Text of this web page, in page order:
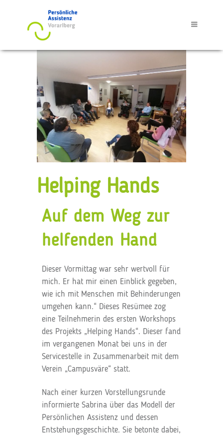
Helping Hands
Auf dem Weg zur
helfenden Hand
Dieser Vormittag war sehr wertvoll für
mich. Er hat mir einen Einblick gegeben,
wie ich mit Menschen mit Behinderungen
umgehen kann.“ Dieses Resümee zog
eine Teilnehmerin des ersten Workshops
des Projekts „Helping Hands“. Dieser fand
im vergangenen Monat bei uns in der
Servicestelle in Zusammenarbeit mit dem
Verein „Campusväre“ statt.
Nach einer kurzen Vorstellungsrunde
informierte Sabrina über das Modell der
Persönlichen Assistenz und dessen
Entstehungsgeschichte. Sie betonte dabei,